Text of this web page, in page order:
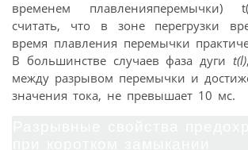
временем плавленияперемычки)
считать, что в зоне перегрузки
время плавления перемычки
В большинстве случаев фаза дуги t(l)
между разрывом перемычки и
значения тока, не превышает 10 мс.